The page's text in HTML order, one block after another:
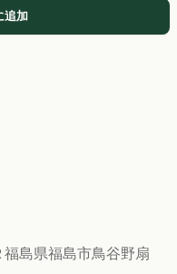
追加
福島県福島市鳥谷野扇